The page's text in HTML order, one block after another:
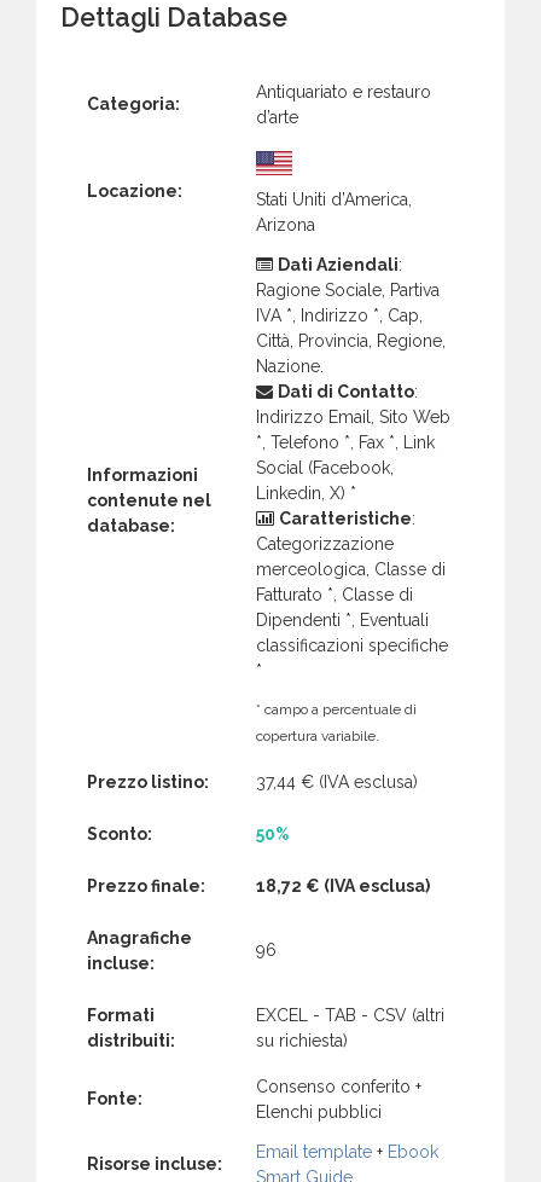
Dettagli Database
Categoria:
Antiquariato e restauro
d’arte
Locazione:
Stati Uniti d’America,
Arizona
Informazioni
contenute nel
database:
Dati Aziendali:
Ragione Sociale, Partiva
IVA *, Indirizzo *, Cap,
Città, Provincia, Regione,
Nazione.
Dati di Contatto:
Indirizzo Email, Sito Web
*, Telefono *, Fax *, Link
Social (Facebook,
Linkedin, X) *
Caratteristiche:
Categorizzazione
merceologica, Classe di
Fatturato *, Classe di
Dipendenti *, Eventuali
classificazioni specifiche
*
* campo a percentuale di
copertura variabile.
Prezzo listino: 37,44 € (IVA esclusa)
Sconto: 50%
Prezzo finale: 18,72 € (IVA esclusa)
Anagrafiche
incluse:
96
Formati
distribuiti:
EXCEL - TAB - CSV (altri
su richiesta)
Fonte:
Consenso conferito +
Elenchi pubblici
Risorse incluse:
Email template + Ebook
Smart Guide